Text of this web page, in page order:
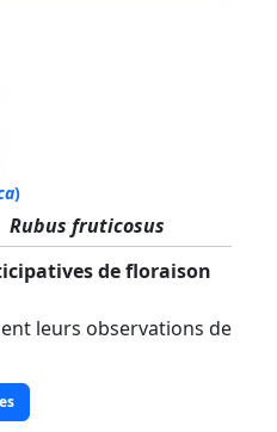
)
Rubus fruticosus
de floraison
leurs observations de